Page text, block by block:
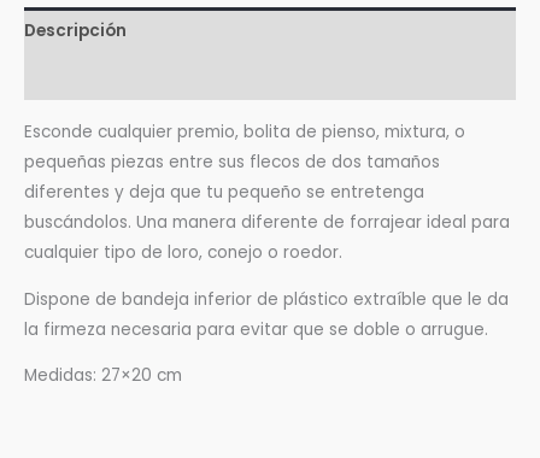
Descripción
Esconde cualquier premio, bolita de pienso, mixtura, o
pequeñas piezas entre sus flecos de dos tamaños
diferentes y deja que tu pequeño se entretenga
buscándolos. Una manera diferente de forrajear ideal para
cualquier tipo de loro, conejo o roedor.
Dispone de bandeja inferior de plástico extraíble que le da
la firmeza necesaria para evitar que se doble o arrugue.
Medidas: 27×20 cm